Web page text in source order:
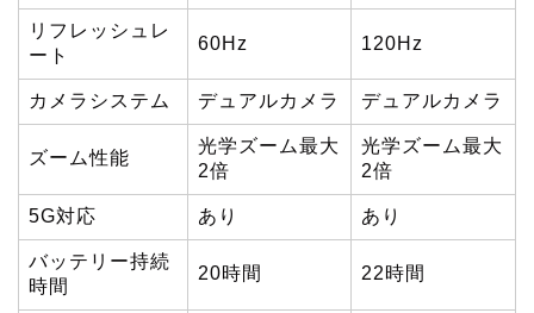
リフレッシュレ
ート
60Hz 120Hz
カメラシステム デュアルカメラ デュアルカメラ
ズーム性能
光学ズーム最大
2倍
光学ズーム最大
2倍
5G対応 あり あり
バッテリー持続
時間
20時間 22時間